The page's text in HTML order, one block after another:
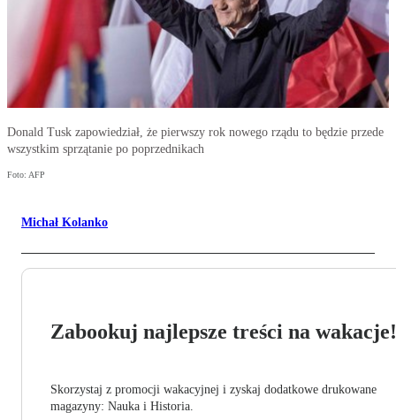
Donald Tusk zapowiedział, że pierwszy rok nowego rządu to będzie przede
wszystkim sprzątanie po poprzednikach
Foto: AFP
Michał Kolanko
Zabookuj najlepsze treści na wakacje!
Skorzystaj z promocji wakacyjnej i zyskaj dodatkowe drukowane
magazyny: Nauka i Historia.